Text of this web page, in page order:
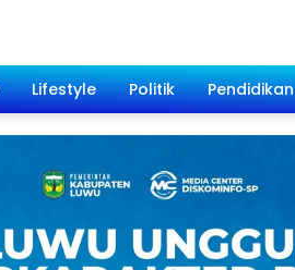
Lifestyle Politik Pendidikan